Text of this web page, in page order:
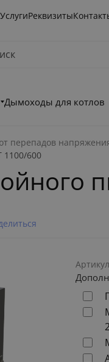
УслугиРеквизиты
Дымоходы для котлов
перепадов
1100/600